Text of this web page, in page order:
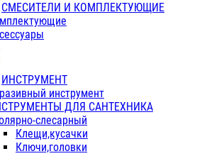
СМЕСИТЕЛИ И КОМПЛЕКТУЮЩИЕ
ИНСТРУМЕНТ
инструмент
ДЛЯ САНТЕХНИКА
слесарный
Клещи,кусачки
Ключи,головки